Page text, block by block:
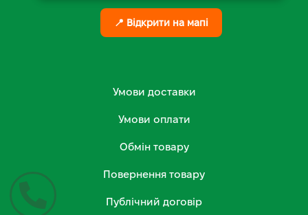
📍 Відкрити на мапі
Умови доставки
Умови оплати
Обмін товару
Повернення товару
Публічний договір